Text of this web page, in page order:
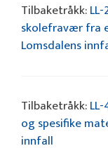
Tilbaketråkk:
skolefravær fra
Lomsdalens
Tilbaketråkk:
og spesifike
innfall